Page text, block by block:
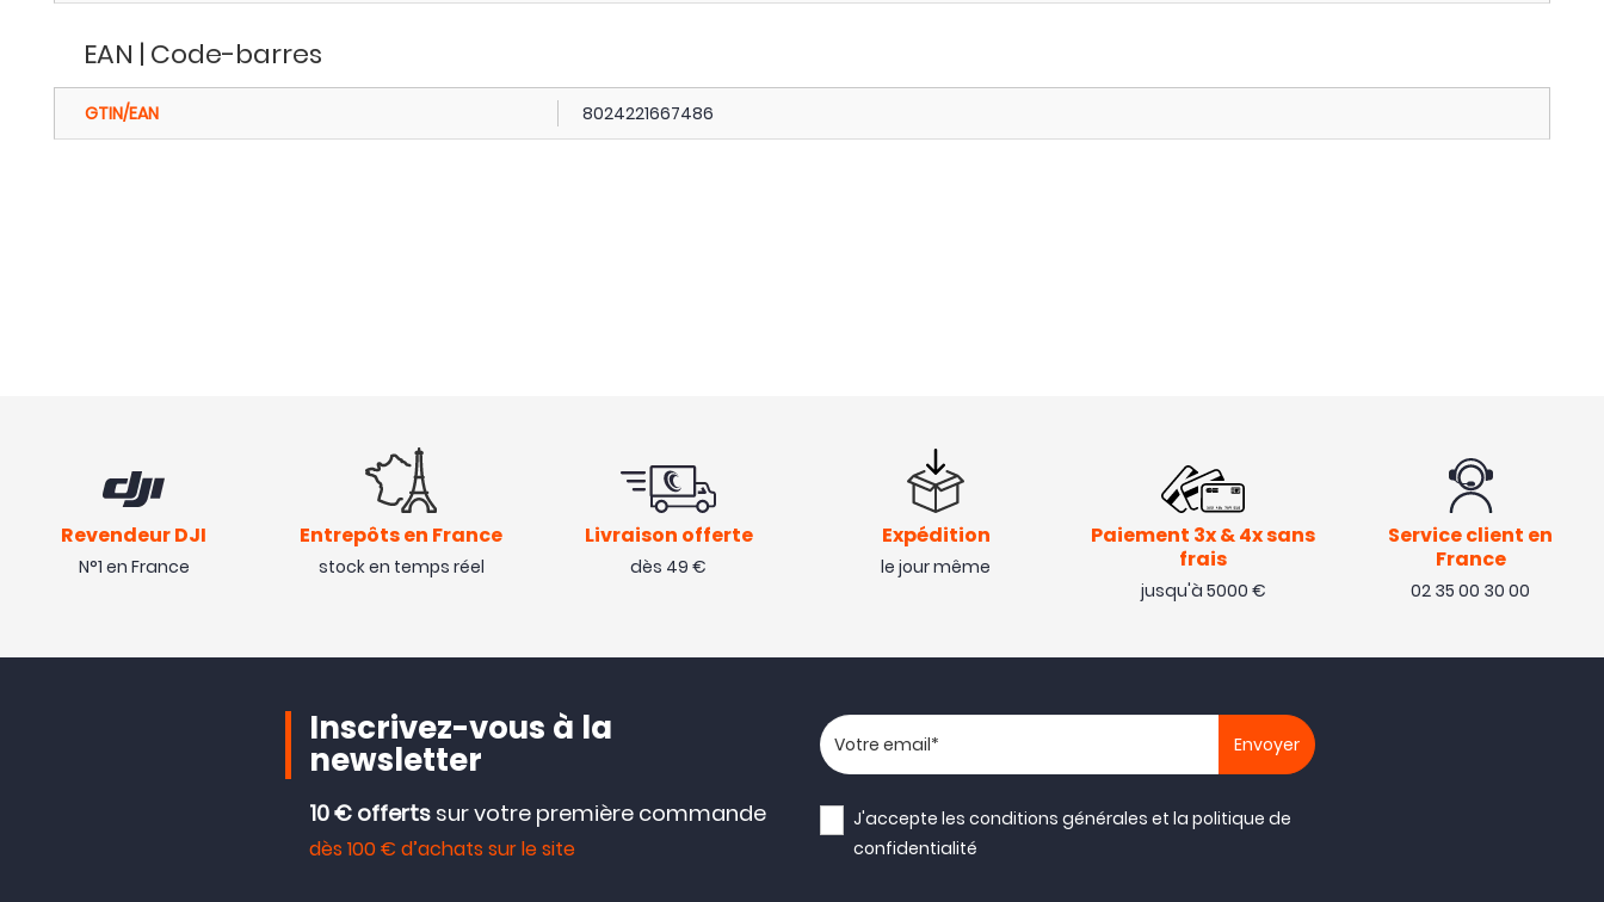
EAN | Code-barres
GTIN/EAN 8024221667486
Revendeur DJI
N°1 en France
Entrepôts en France
stock en temps réel
Livraison offerte
dès 49 €
Expédition
le jour même
Paiement 3x & 4x sans
frais
jusqu'à 5000 €
Service client en
France
02 35 00 30 00
Inscrivez-vous à la
newsletter
10 € offerts sur votre première commande
dès 100 € d’achats sur le site
Votre adresse email
J'accepte lesconditions générales et lapolitique de
confidentialité